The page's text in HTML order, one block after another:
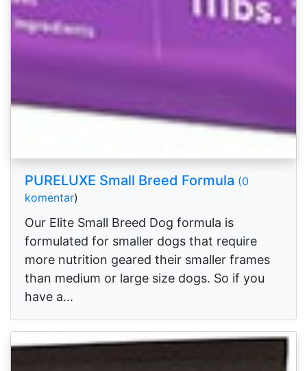
PURELUXE Small Breed Formula (0
komentar)
Our Elite Small Breed Dog formula is
formulated for smaller dogs that require
more nutrition geared their smaller frames
than medium or large size dogs. So if you
have a...